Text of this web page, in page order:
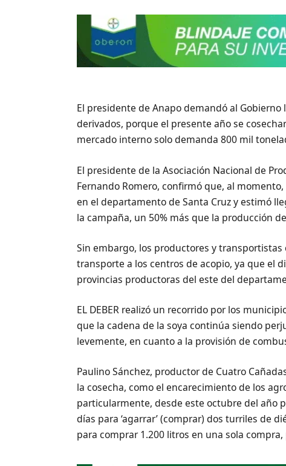
El presidente de Anapo demandó al
derivados, porque el presente año se
mercado interno solo demanda 800 mil
El presidente de la Asociación Nacional de
Fernando Romero, confirmó que, al
en el departamento de Santa Cruz y estimó
la campaña, un 50% más que la producción
Sin embargo, los productores y
transporte a los centros de acopio, ya que el
provincias productoras del este del
EL DEBER realizó un recorrido por los
que la cadena de la soya continúa siendo
levemente, en cuanto a la provisión de
Paulino Sánchez, productor de Cuatro
la cosecha, como el encarecimiento de los
particularmente, desde este octubre del año
días para ‘agarrar’ (comprar) dos turriles de
para comprar 1.200 litros en una sola